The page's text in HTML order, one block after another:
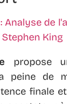
propose
peine de
finale